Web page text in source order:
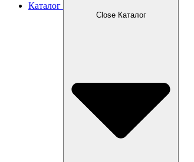
Каталог
Close Каталог